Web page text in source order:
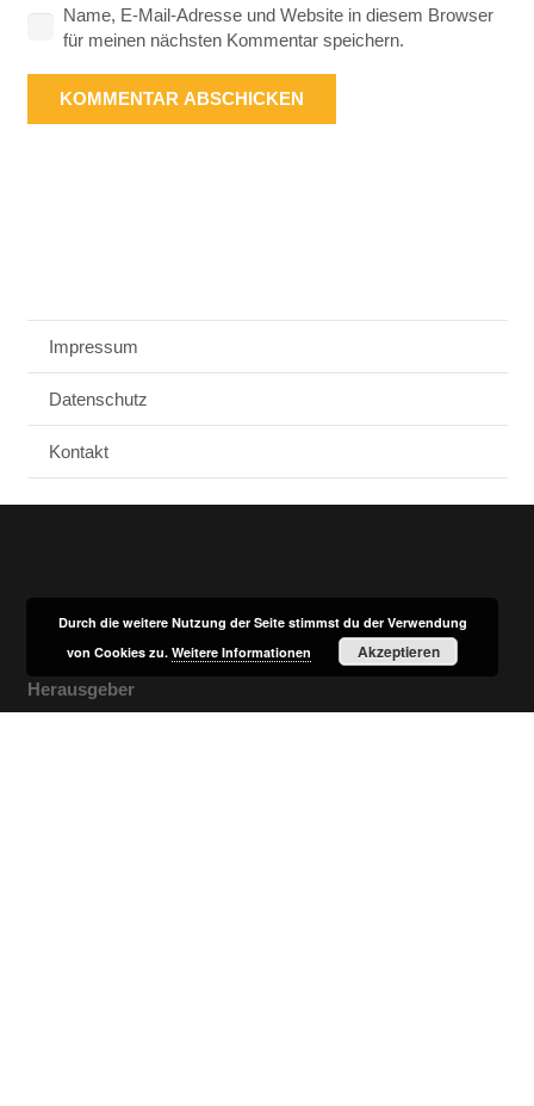
Name, E-Mail-Adresse und Website in diesem Browser
für meinen nächsten Kommentar speichern.
KOMMENTAR ABSCHICKEN
Impressum
Datenschutz
Kontakt
Herausgeber
Besondere Arbeitsgemeinschaft NeuStadt und Land
Durch die weitere Nutzung der Seite stimmst du der Verwendung
von Cookies zu.Weitere Informationen Akzeptieren